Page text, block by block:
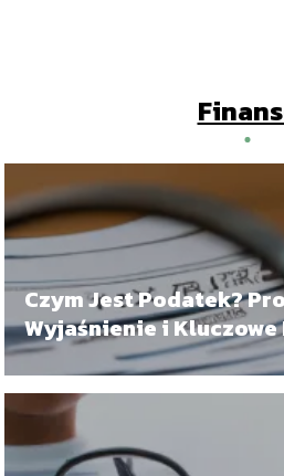
Czym Jest Podatek?
Wyjaśnienie i